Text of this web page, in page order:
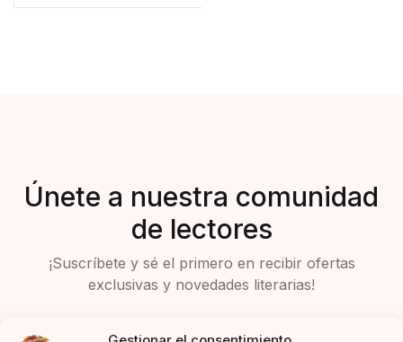
con
Únete a nuestra comunidad
de lectores
¡Suscríbete y sé el primero en recibir ofertas
exclusivas y novedades literarias!